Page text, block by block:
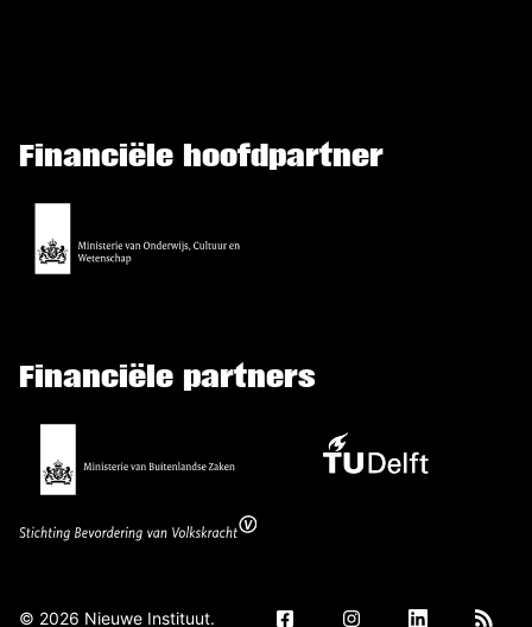
Financiële hoofdpartner
Financiële partners
© 2026 Nieuwe Instituut.